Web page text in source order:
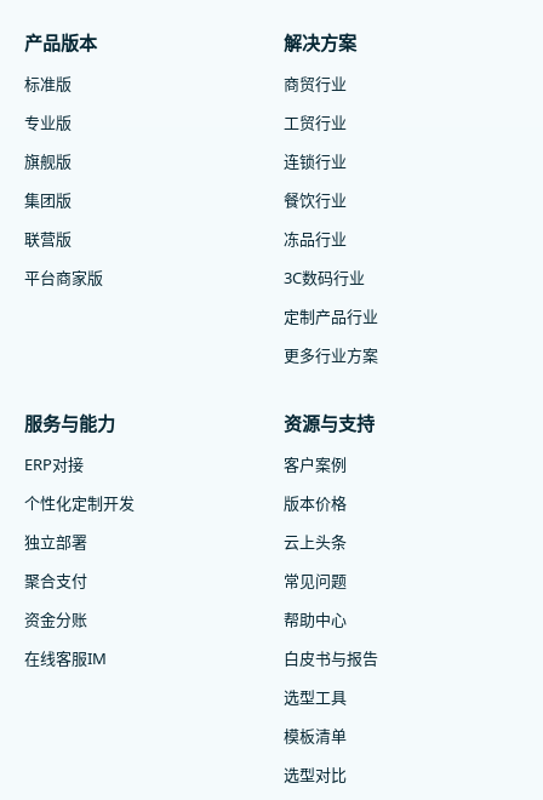
产品版本
标准版
专业版
旗舰版
集团版
联营版
平台商家版
解决方案
商贸行业
工贸行业
连锁行业
餐饮行业
冻品行业
3C数码行业
定制产品行业
更多行业方案
服务与能力
ERP对接
个性化定制开发
独立部署
聚合支付
资金分账
在线客服IM
资源与支持
客户案例
版本价格
云上头条
常见问题
帮助中心
白皮书与报告
选型工具
模板清单
选型对比